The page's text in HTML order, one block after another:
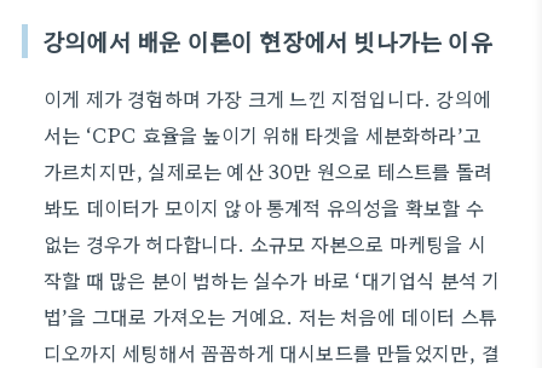
강의에서 배운 이론이 현장에서 빗나가는 이유
이게 제가 경험하며 가장 크게 느낀 지점입니다. 강의에
서는 ‘CPC 효율을 높이기 위해 타겟을 세분화하라’고
가르치지만, 실제로는 예산 30만 원으로 테스트를 돌려
봐도 데이터가 모이지 않아 통계적 유의성을 확보할 수
없는 경우가 허다합니다. 소규모 자본으로 마케팅을 시
작할 때 많은 분이 범하는 실수가 바로 ‘대기업식 분석 기
법’을 그대로 가져오는 거예요. 저는 처음에 데이터 스튜
디오까지 세팅해서 꼼꼼하게 대시보드를 만들었지만, 결